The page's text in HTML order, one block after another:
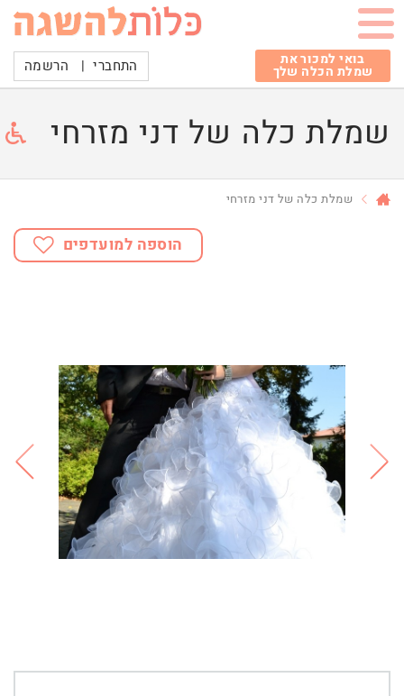
בואי למכור את
שמלת הכלה שלך התחברי | הרשמה
שמלת כלה של דני מזרחי
שמלת כלה של דני מזרחי
הוספה למועדפים